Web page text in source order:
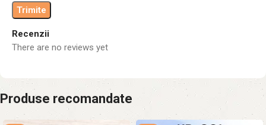
Recenzii
There are no reviews yet
Produse recomandate